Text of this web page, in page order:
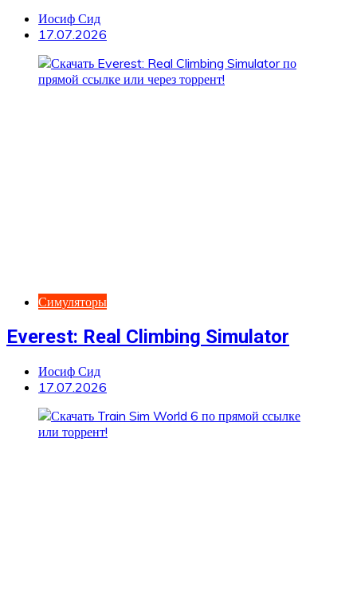
Иосиф Сид
17.07.2026
Симуляторы
Everest: Real Climbing Simulator
Иосиф Сид
17.07.2026